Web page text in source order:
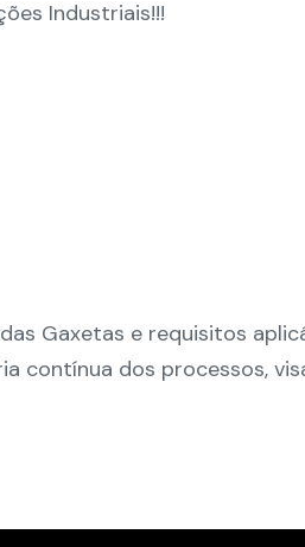
Industriais!!!
Gaxetas e requisitos
contínua dos processos,